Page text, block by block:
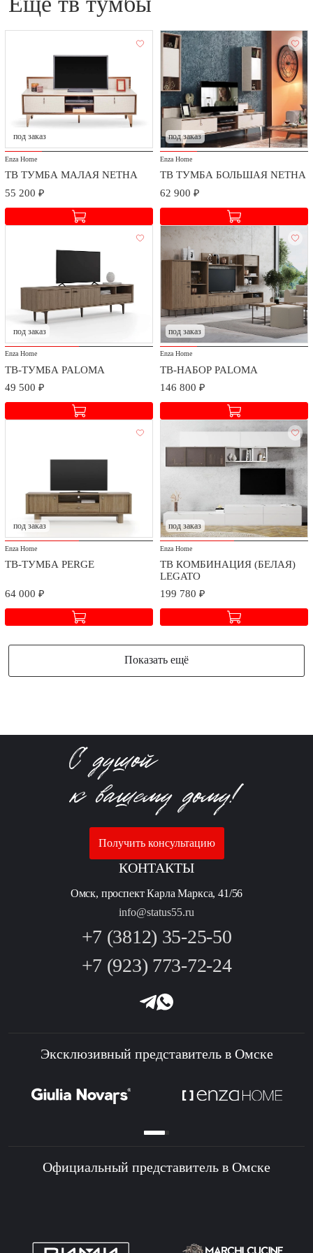
под заказ
Enza Home
ТВ ТУМБА МАЛАЯ NETHA
55 200 ₽
под заказ
Enza Home
ТВ ТУМБА БОЛЬШАЯ NETHA
62 900 ₽
под заказ
Enza Home
ТВ-ТУМБА PALOMA
49 500 ₽
под заказ
Enza Home
ТВ-НАБОР PALOMA
146 800 ₽
под заказ
Enza Home
ТВ-ТУМБА PERGE
64 000 ₽
под заказ
Enza Home
ТВ КОМБИНАЦИЯ (БЕЛАЯ)
LEGATO
199 780 ₽
Показать ещё
Получить консультацию
КОНТАКТЫ
Омск, проспект Карла Маркса, 41/56
info@status55.ru
+7 (3812) 35-25-50
+7 (923) 773-72-24
Эксклюзивный представитель в Омске
Официальный представитель в Омске